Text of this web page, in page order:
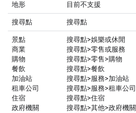
地形
目前不支援
搜尋點 搜尋點
景點
商業
購物
餐飲
加油站
租車公司
住宿
政府機關
搜尋點>娛樂或休閒
搜尋點>零售或服務
搜尋點>零售>購物
搜尋點>餐飲
搜尋點>服務>加油站
搜尋點>服務>租車公司
搜尋點>住宿
搜尋點>其他>政府機關